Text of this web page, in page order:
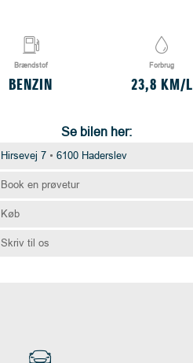
Brændstof
BENZIN
Forbrug
23,8 KM/L
Se bilen her:
Hirsevej 7 6100 Haderslev
Book en prøvetur
Køb
Skriv til os